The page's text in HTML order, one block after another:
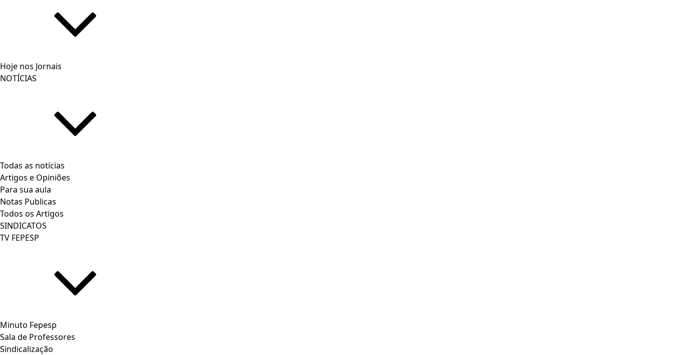
Hoje nos Jornais
NOTÍCIAS
Todas as notícias
Artigos e Opiniões
Para sua aula
Notas Publicas
Todos os Artigos
SINDICATOS
TV FEPESP
Minuto Fepesp
Sala de Professores
Sindicalização